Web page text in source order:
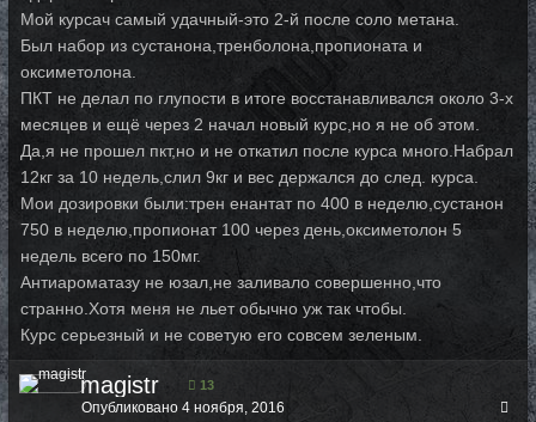
Мой курсач самый удачный-это 2-й после соло метана.
Был набор из сустанона,тренболона,пропионата и
оксиметолона.
ПКТ не делал по глупости в итоге восстанавливался около 3-х
месяцев и ещё через 2 начал новый курс,но я не об этом.
Да,я не прошел пкт,но и не откатил после курса много.Набрал
12кг за 10 недель,слил 9кг и вес держался до след. курса.
Мои дозировки были:трен енантат по 400 в неделю,сустанон
750 в неделю,пропионат 100 через день,оксиметолон 5
недель всего по 150мг.
Антиароматазу не юзал,не заливало совершенно,что
странно.Хотя меня не льет обычно уж так чтобы.
Курс серьезный и не советую его совсем зеленым.
magistr 13
Опубликовано 4 ноября, 2016